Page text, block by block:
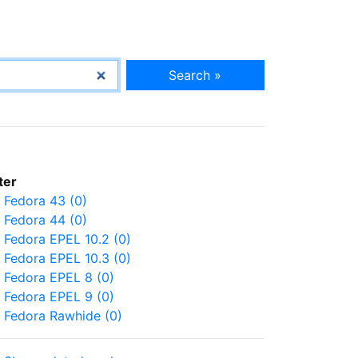
Search »
Fedora 43 (0)
Fedora 44 (0)
Fedora EPEL 10.2 (0)
Fedora EPEL 10.3 (0)
Fedora EPEL 8 (0)
Fedora EPEL 9 (0)
Fedora Rawhide (0)